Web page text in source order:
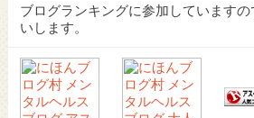
ブログランキングに参加しています
いします。